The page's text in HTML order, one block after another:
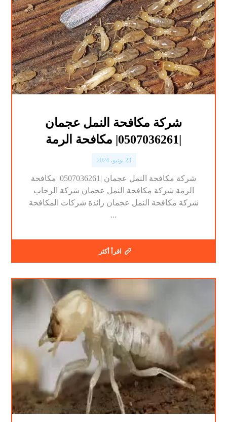
شركة مكافحة النمل عجمان
23 يونيو، 2024
شركة مكافحة النمل عجمان |0507036261| مكافحة
الرمة شركة مكافحة النمل عجمان شركة الرحاب
شركة مكافحة النمل عجمان رائدة شركات المكافحة
...
اقرأ أكثر